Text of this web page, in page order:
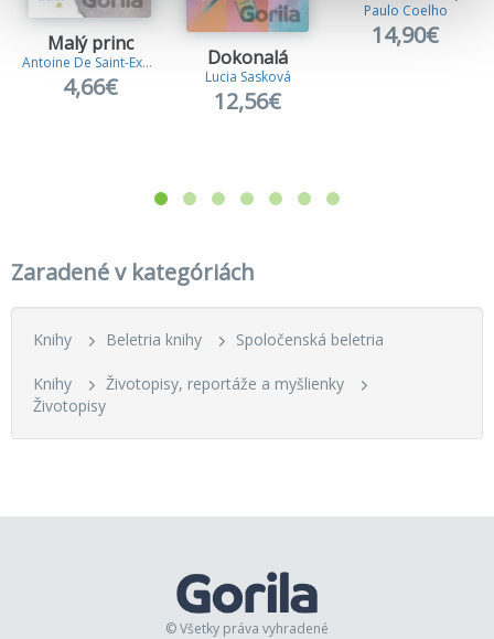
Malý princ
Antoine De Saint-Exupery
4,66€
Dokonalá
Lucia Sasková
12,56€
Paulo Coelho
14,90€
Zaradené v kategóriách
Knihy Beletria knihy Spoločenská beletria
Knihy
Životopisy, reportáže a myšlienky
Životopisy
© Všetky práva vyhradené